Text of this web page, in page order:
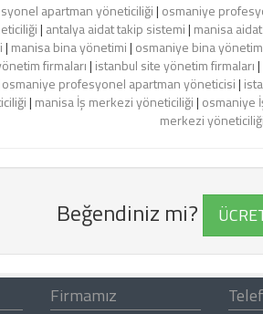
apartman yöneticiliği| osmaniye
| antalya aidat takip sistemi| manisa
| manisa bina yönetimi| osmaniye bina
firmaları| istanbul site yönetim firmaları|
osmaniye profesyonel apartman yöneticisi|
| manisa İş merkezi yöneticiliği| osmaniye
merkezi yöneticiliği
Beğendiniz mi?
Firmamız